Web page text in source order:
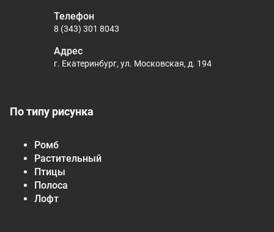
По типу рисунка
Ромб
Растительный
Птицы
Полоса
Лофт
Телефон
8 (343) 301 8043
Адрес
г. Екатеринбург, ул. Московская, д. 194